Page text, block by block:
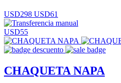
USD298 USD61
USD55
CHAQUETA NAPA